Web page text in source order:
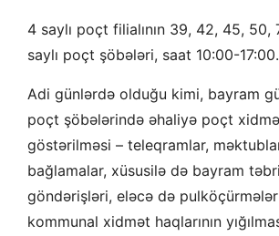
4 saylı poçt filialının 39, 42, 45, 50,
saylı poçt şöbələri, saat 10:00-17:00.
Adi günlərdə olduğu kimi, bayram
poçt şöbələrində əhaliyə poçt
göstərilməsi – teleqramlar,
bağlamalar, xüsusilə də bayram
göndərişləri, eləcə də
kommunal xidmət haqlarının